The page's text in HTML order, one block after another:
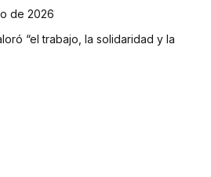
de 2026
“el trabajo, la solidaridad y la